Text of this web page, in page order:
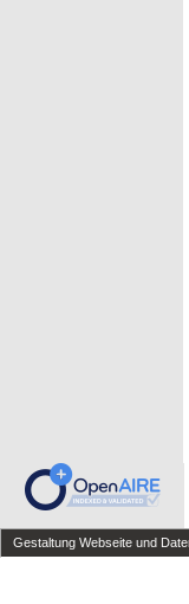
Gestaltung Webseite und